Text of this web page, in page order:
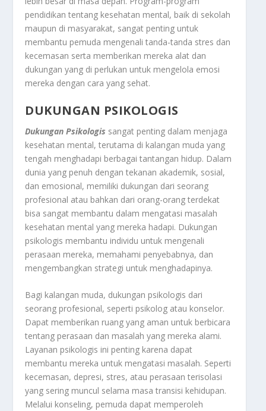
pendidikan tentang kesehatan mental, baik di sekolah
maupun di masyarakat, sangat penting untuk
membantu pemuda mengenali tanda-tanda stres dan
kecemasan serta memberikan mereka alat dan
dukungan yang di perlukan untuk mengelola emosi
mereka dengan cara yang sehat.
DUKUNGAN PSIKOLOGIS
Dukungan Psikologis sangat penting dalam menjaga
kesehatan mental, terutama di kalangan muda yang
tengah menghadapi berbagai tantangan hidup. Dalam
dunia yang penuh dengan tekanan akademik, sosial,
dan emosional, memiliki dukungan dari seorang
profesional atau bahkan dari orang-orang terdekat
bisa sangat membantu dalam mengatasi masalah
kesehatan mental yang mereka hadapi. Dukungan
psikologis membantu individu untuk mengenali
perasaan mereka, memahami penyebabnya, dan
mengembangkan strategi untuk menghadapinya.
Bagi kalangan muda, dukungan psikologis dari
seorang profesional, seperti psikolog atau konselor.
Dapat memberikan ruang yang aman untuk berbicara
tentang perasaan dan masalah yang mereka alami.
Layanan psikologis ini penting karena dapat
membantu mereka untuk mengatasi masalah. Seperti
kecemasan, depresi, stres, atau perasaan terisolasi
yang sering muncul selama masa transisi kehidupan.
Melalui konseling, pemuda dapat memperoleh